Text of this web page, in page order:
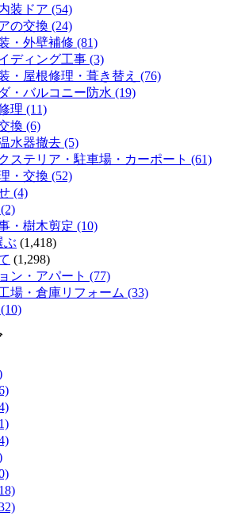
装ドア (54)
の交換 (24)
・外壁補修 (81)
ディング工事 (3)
・屋根修理・葺き替え (76)
・バルコニー防水 (19)
理 (11)
換 (6)
水器撤去 (5)
ステリア・駐車場・カーポート (61)
・交換 (52)
(4)
・樹木剪定 (10)
ぶ (1,418)
(1,298)
ン・アパート (77)
場・倉庫リフォーム (33)